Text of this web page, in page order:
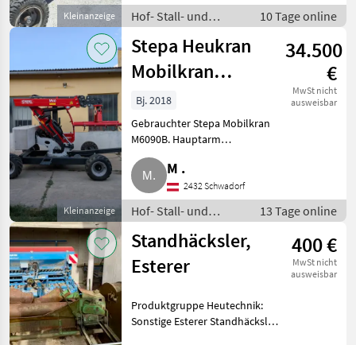
Kleinanzeige
stand immer im Trockenen und
der Zust
Hof- Stall- und
Weidetechnik /
Heutechnik
10 Tage online
Kleinanzeige
Stepa Heukran
Mobilkran
M6090B
34.500
€
MwSt nicht
ausweisbar
Bj. 2018
Gebrauchter Stepa Mobilkran
M6090B. Hauptarm
teleskopierbar (für geringere
Durchfahrtshöhe),
höhenverstellbare Kabine mit
900 mm Hub, Komfortkabine
mit Zweikreisaggr
M .
2432 Schwadorf
Hof- Stall- und
Weidetechnik /
Heutechnik
13 Tage online
Standhäcksler,
Esterer
400 €
MwSt nicht
ausweisbar
Produktgruppe Heutechnik:
Sonstige Esterer Standhäcksler,